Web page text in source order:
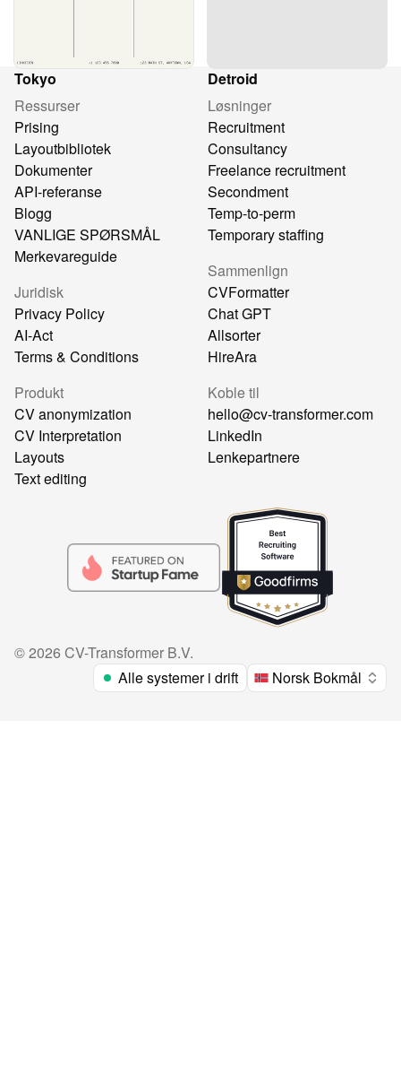
Tokyo
Detroid
Ressurser
Prising
Layoutbibliotek
Dokumenter
API-referanse
Blogg
VANLIGE SPØRSMÅL
Merkevareguide
Juridisk
Privacy Policy
AI-Act
Terms & Conditions
Produkt
CV anonymization
CV Interpretation
Layouts
Text editing
Løsninger
Recruitment
Consultancy
Freelance recruitment
Secondment
Temp-to-perm
Temporary staffing
Sammenlign
CVFormatter
Chat GPT
Allsorter
HireAra
Koble til
hello@cv-transformer.com
LinkedIn
Lenkepartnere
©2026 CV-Transformer B.V.
Alle systemer i drift
Norsk Bokmål